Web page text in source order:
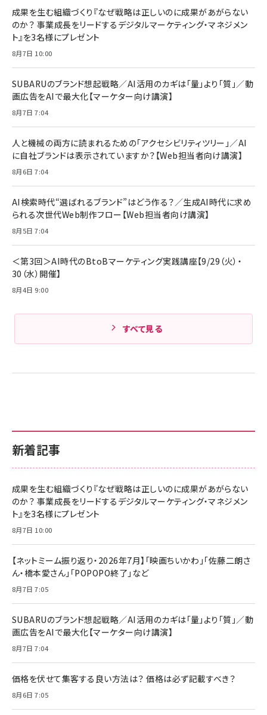
￥1,100
anan(アンアン)2026/07/08号 No.2502[2026
￥880
ママ投資家が育休中に１億貯めた株式投資
組織の成果を最大化する ルールのデザイン
￥1,980
Amazonランキングをもっと見る
すい ガイド枠付き いPhone17 (6.3インチ) 対応
2枚セット DSP25F1698
￥1,599
￥6,980
全ワイヤレスイヤホン/アクティブノイズキャンセリ
技術基準適合】ブラック
￥5,990
ケーブル Anker絡まないケーブル 240W 結束バン
ド付き USB PD対応 シリコン素材採用 iPhone
17 / 16 / 15 / Galaxy iPad Pro MacBook
Pro/Air 各種対応 (1.8m ミッドナイトブラック)
￥1,890
￥5,000
Anker PowerLine III Flow USB-C & USB-C
Pro/Air 各種対応 (1.8m ミッドナイトブラック)
￥1,890
サッポロ 生ビール 黒ラベル 350ml 缶 24本 ビー
ル ケース買い【6/30応募〆切! 黒ラベルビヤセラー
￥4,857
新着記事
成果を生む組織づくり『なぜ戦略は正しいのに成果があがらない
のか？ 事業成長をリードするデジタルマーケティング・マネジメン
ト』を3名様にプレゼント
8月7日 10:00
【ネットミーム振り返り・2026年7月】「映画ちいかわ」「佐藤二朗さ
ん・橋本愛さん」「POPOPO終了」など
8月7日 7:05
SUBARUのブランド想起戦略／AI活用のカギは「量」より「質」／動
画広告をAIで最大化【マーケター向け講演】
8月7日 7:04
価格を伏せて集客する良い方法は？ 価格は必ず記載すべき？
8月6日 7:05
成果を生む組織づくり『なぜ戦略は正しいのに成果があがらない
のか？ 事業成長をリードするデジタルマーケティング・マネジメン
ト』を3名様にプレゼント
8月7日 10:00
SUBARUのブランド想起戦略／AI活用のカギは「量」より「質」／動
画広告をAIで最大化【マーケター向け講演】
8月7日 7:04
人と機械の両方に読まれるための「アクセシビリティツリー」／AI
に自社ブランドは表示されていますか？【Web担当者向け講演】
8月6日 7:04
AI検索時代“選ばれるブランド”はどう作る？／生成AI時代に求め
られる次世代Web制作フロー【Web担当者向け講演】
8月5日 7:04
＜第3回＞AI時代のBtoBマーケティング実践講座【9/29（火）・
30（水）開催】
8月4日 9:00
すべて見る